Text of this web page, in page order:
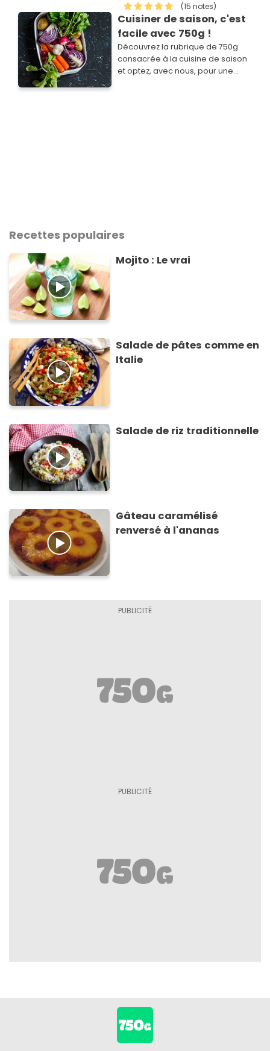
(15 notes)
Cuisiner de saison, c'est
facile avec 750g !
Découvrez la rubrique de 750g
consacrée à la cuisine de saison
et optez, avec nous, pour une
Recettes populaires
Mojito : Le vrai
Salade de pâtes comme en
Italie
Salade de riz traditionnelle
Gâteau caramélisé
renversé à l'ananas